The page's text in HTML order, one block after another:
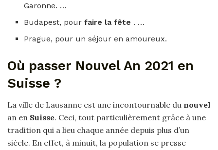
Garonne. …
Budapest, pourfaire la fête . …
Prague, pour un séjour en amoureux.
Où passer Nouvel An 2021 en
Suisse ?
La ville de Lausanne est une incontournable du nouvel
an en Suisse. Ceci, tout particulièrement grâce à une
tradition qui a lieu chaque année depuis plus d’un
siècle. En effet, à minuit, la population se presse